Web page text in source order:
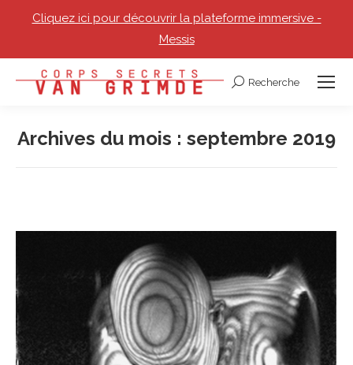
Cliquez ici pour découvrir la plateforme immersive -
Messis
Recherche
Recherche
Archives du mois : septembre 2019